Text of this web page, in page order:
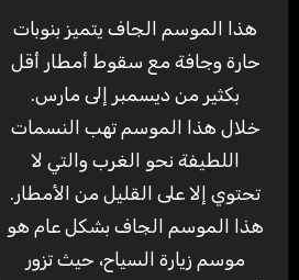
هذا الموسم الجاف يتميز بنوبات
حارة وجافة مع سقوط أمطار أقل
بكثير من ديسمبر إلى مارس.
خلال هذا الموسم تهب النسمات
اللطيفة نحو الغرب والتي لا
تحتوي إلا على القليل من الأمطار.
هذا الموسم الجاف بشكل عام هو
موسم زيارة السياح، حيث تزور